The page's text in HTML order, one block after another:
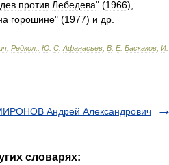
против Лебедева" (1966),
горошине" (1977) и др
; Редкол : Ю С Афанасьев В Е. Баскаков И
Андрей Александрович
словарях: